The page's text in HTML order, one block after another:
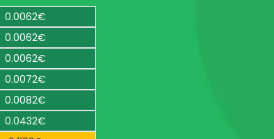
0.0062€
0.0062€
0.0062€
0.0072€
0.0082€
0.0432€